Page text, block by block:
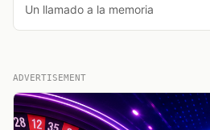
Un llamado a la memoria
ADVERTISEMENT